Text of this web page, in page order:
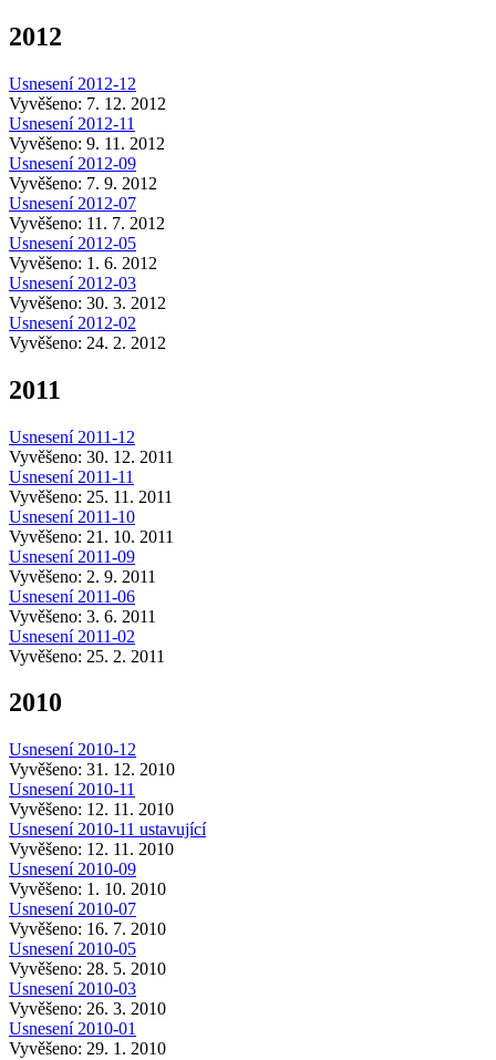
2012
Usnesení 2012-12
Vyvěšeno: 7. 12. 2012
Usnesení 2012-11
Vyvěšeno: 9. 11. 2012
Usnesení 2012-09
Vyvěšeno: 7. 9. 2012
Usnesení 2012-07
Vyvěšeno: 11. 7. 2012
Usnesení 2012-05
Vyvěšeno: 1. 6. 2012
Usnesení 2012-03
Vyvěšeno: 30. 3. 2012
Usnesení 2012-02
Vyvěšeno: 24. 2. 2012
2011
Usnesení 2011-12
Vyvěšeno: 30. 12. 2011
Usnesení 2011-11
Vyvěšeno: 25. 11. 2011
Usnesení 2011-10
Vyvěšeno: 21. 10. 2011
Usnesení 2011-09
Vyvěšeno: 2. 9. 2011
Usnesení 2011-06
Vyvěšeno: 3. 6. 2011
Usnesení 2011-02
Vyvěšeno: 25. 2. 2011
2010
Usnesení 2010-12
Vyvěšeno: 31. 12. 2010
Usnesení 2010-11
Vyvěšeno: 12. 11. 2010
Usnesení 2010-11 ustavující
Vyvěšeno: 12. 11. 2010
Usnesení 2010-09
Vyvěšeno: 1. 10. 2010
Usnesení 2010-07
Vyvěšeno: 16. 7. 2010
Usnesení 2010-05
Vyvěšeno: 28. 5. 2010
Usnesení 2010-03
Vyvěšeno: 26. 3. 2010
Usnesení 2010-01
Vyvěšeno: 29. 1. 2010